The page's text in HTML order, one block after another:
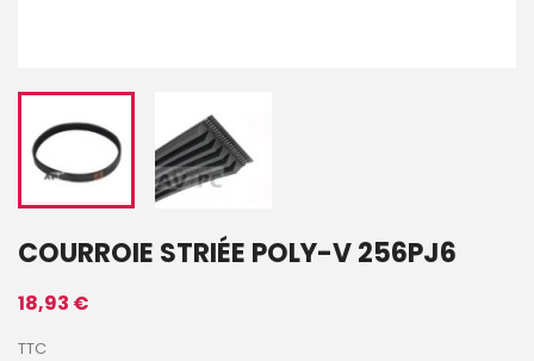
COURROIE STRIÉE POLY-V 256PJ6
18,93 €
TTC